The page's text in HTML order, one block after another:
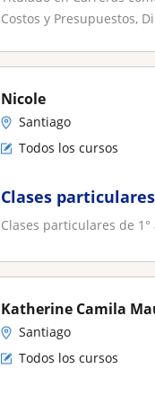
Costos y Presupuestos,
Nicole
Santiago
Todos los cursos
Clases
Clases particulares de
Katherine Camila
Santiago
Todos los cursos